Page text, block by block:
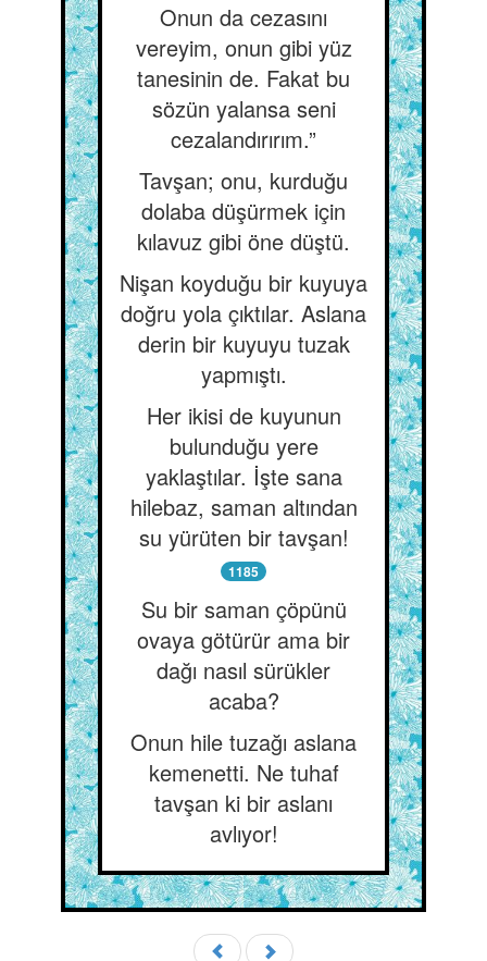
Onun da cezasını
vereyim, onun gibi yüz
tanesinin de. Fakat bu
sözün yalansa seni
cezalandırırım.”
Tavşan; onu, kurduğu
dolaba düşürmek için
kılavuz gibi öne düştü.
Nişan koyduğu bir kuyuya
doğru yola çıktılar. Aslana
derin bir kuyuyu tuzak
yapmıştı.
Her ikisi de kuyunun
bulunduğu yere
yaklaştılar. İşte sana
hilebaz, saman altından
su yürüten bir tavşan!
1185
Su bir saman çöpünü
ovaya götürür ama bir
dağı nasıl sürükler
acaba?
Onun hile tuzağı aslana
kemenetti. Ne tuhaf
tavşan ki bir aslanı
avlıyor!